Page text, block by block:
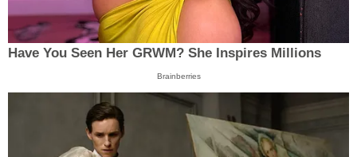
Have You Seen Her GRWM? She Inspires Millions
Brainberries